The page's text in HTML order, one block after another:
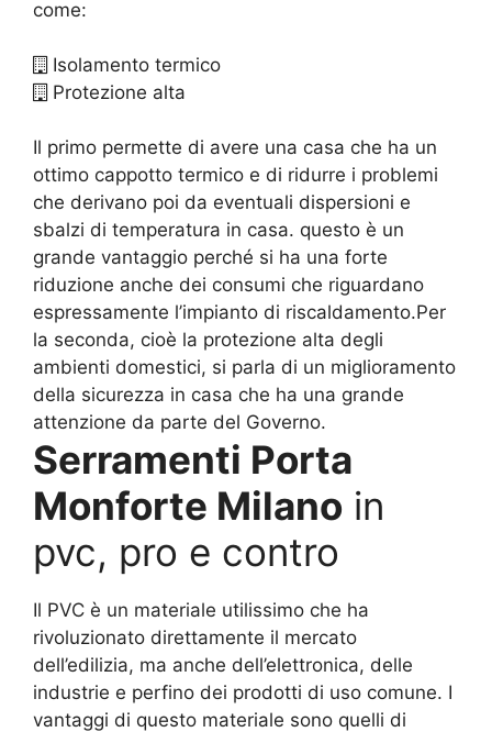
come:
Isolamento termico
Protezione alta
Il primo permette di avere una casa che ha un
ottimo cappotto termico e di ridurre i problemi
che derivano poi da eventuali dispersioni e
sbalzi di temperatura in casa. questo è un
grande vantaggio perché si ha una forte
riduzione anche dei consumi che riguardano
espressamente l’impianto di riscaldamento.Per
la seconda, cioè la protezione alta degli
ambienti domestici, si parla di un miglioramento
della sicurezza in casa che ha una grande
attenzione da parte del Governo.
Serramenti Porta
Monforte Milano in
pvc, pro e contro
Il PVC è un materiale utilissimo che ha
rivoluzionato direttamente il mercato
dell’edilizia, ma anche dell’elettronica, delle
industrie e perfino dei prodotti di uso comune. I
vantaggi di questo materiale sono quelli di